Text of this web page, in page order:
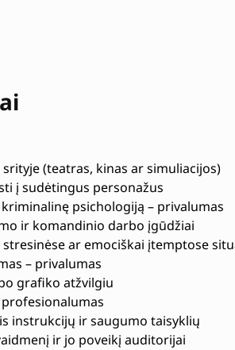
(teatras, kinas ar simuliacijos)
į sudėtingus personažus
psichologiją – privalumas
ir komandinio darbo įgūdžiai
ar emociškai įtemptose
– privalumas
grafiko atžvilgiu
instrukcijų ir saugumo taisyklių
ir jo poveikį auditorijai